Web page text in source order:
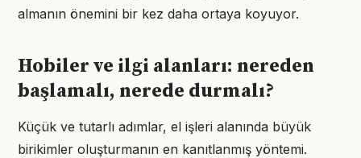
almanın önemini bir kez daha ortaya koyuyor.
Hobiler ve ilgi alanları: nereden
başlamalı, nerede durmalı?
Küçük ve tutarlı adımlar, el işleri alanında büyük
birikimler oluşturmanın en kanıtlanmış yöntemi.